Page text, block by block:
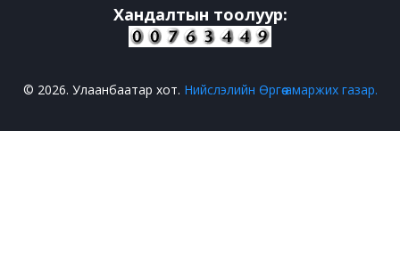
Хандалтын тоолуур:
© 2026. Улаанбаатар хот. Нийслэлийн Өргөө амаржих газар.